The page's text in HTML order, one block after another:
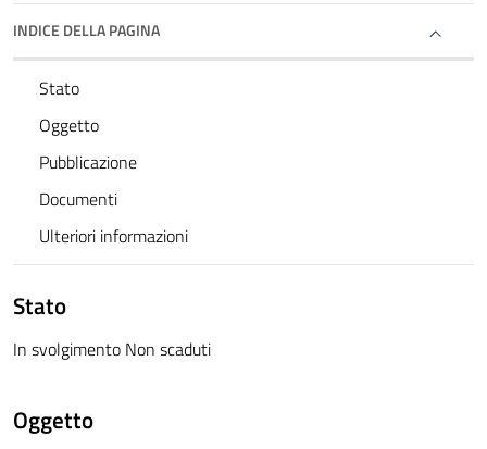
INDICE DELLA PAGINA
Stato
Oggetto
Pubblicazione
Documenti
Ulteriori informazioni
Stato
In svolgimento Non scaduti
Oggetto